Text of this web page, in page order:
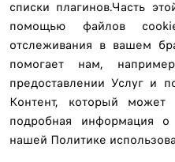
списки плагинов.Часть
помощью файлов
отслеживания в вашем
помогает нам,
предоставлении Услуг и
Контент, который
подробная информация
нашей Политике